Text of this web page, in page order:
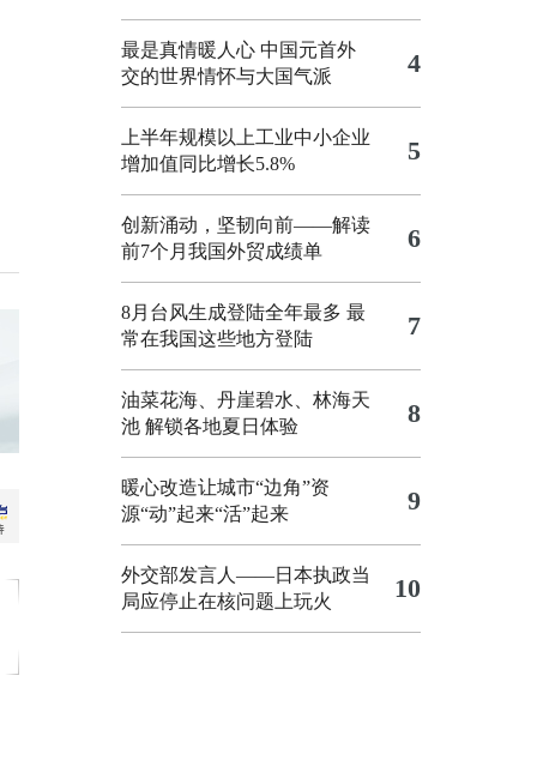
最是真情暖人心 中国元首外
交的世界情怀与大国气派
4
上半年规模以上工业中小企业
增加值同比增长5.8%
5
创新涌动，坚韧向前——解读
前7个月我国外贸成绩单
6
8月台风生成登陆全年最多 最
常在我国这些地方登陆
7
油菜花海、丹崖碧水、林海天
池 解锁各地夏日体验
8
暖心改造让城市“边角”资
源“动”起来“活”起来
9
外交部发言人——日本执政当
局应停止在核问题上玩火
10